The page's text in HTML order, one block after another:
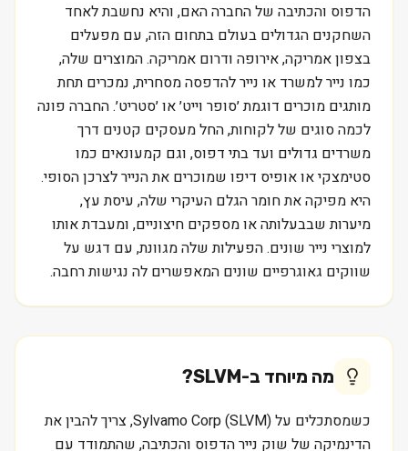
הדפוס והכתיבה של החברה האם, והיא נחשבת לאחד
השחקנים הגדולים בעולם בתחום הזה, עם מפעלים
בצפון אמריקה, אירופה ודרום אמריקה. המוצרים שלה,
כמו נייר למשרד או נייר להדפסה מסחרית, נמכרים תחת
מותגים מוכרים דוגמת ׳סופר וייט׳ או ׳סטריט׳. החברה פונה
לכמה סוגים של לקוחות, החל מעסקים קטנים דרך
משרדים גדולים ועד בתי דפוס, וגם קמעונאים כמו
סטימצקי או אופיס דיפו שמוכרים את הנייר לצרכן הסופי.
היא מפיקה את חומר הגלם העיקרי שלה, עיסת עץ,
מיערות שבבעלותה או מספקים חיצוניים, ומעבדת אותו
למוצרי נייר שונים. הפעילות שלה מגוונת, עם דגש על
שווקים גאוגרפיים שונים המאפשרים לה נגישות רחבה.
מה מיוחד ב-SLVM
?
כשמסתכלים על Sylvamo Corp (SLVM), צריך להבין את
הדינמיקה של שוק נייר הדפוס והכתיבה, שהתמודד עם